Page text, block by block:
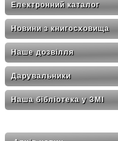
Електронний каталог
Новини з книгосховища
Наше дозвілля
Дарувальники
Наша бібліотека у ЗМІ